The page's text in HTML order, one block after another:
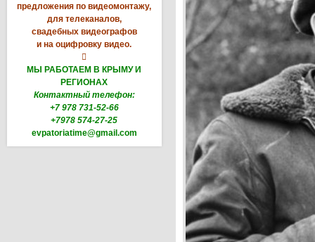
предложения по видеомонтажу,
для телеканалов,
свадебных видеографов
и на оцифровку видео.

МЫ РАБОТАЕМ В КРЫМУ И
РЕГИОНАХ
Контактный телефон:
+7 978 731-52-66
+7978 574-27-25
evpatoriatime@gmail.com